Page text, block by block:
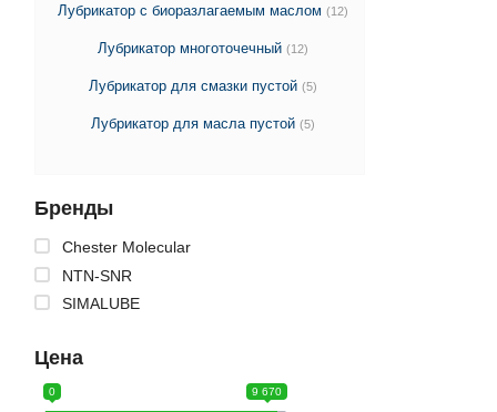
Лубрикатор с биоразлагаемым маслом (12)
Лубрикатор многоточечный (12)
Лубрикатор для смазки пустой (5)
Лубрикатор для масла пустой (5)
Бренды
Chester Molecular
NTN-SNR
SIMALUBE
Цена
0 9 670